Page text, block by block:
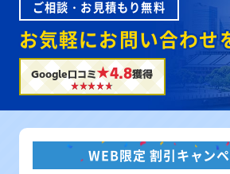
ご相談・お見積もり無料
お気軽にお問い合わせ
Google口コミ★4.8獲得
WEB限定 割引キャン